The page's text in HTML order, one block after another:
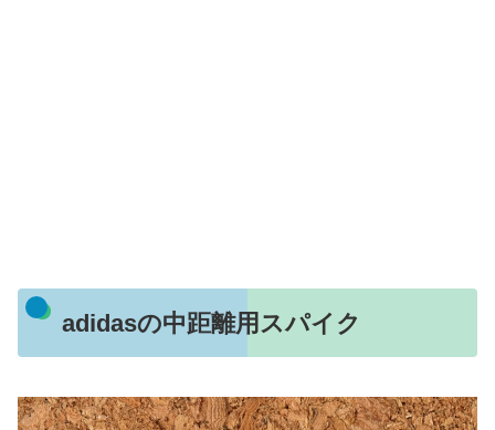
adidasの中距離用スパイク